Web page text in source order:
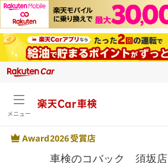
メニュー
楽天Car車検
車検のコバック 須坂店